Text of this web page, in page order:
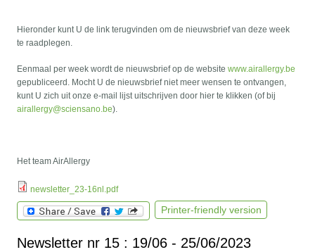
Hieronder kunt U de link terugvinden om de nieuwsbrief van deze week
te raadplegen.
Eenmaal per week wordt de nieuwsbrief op de websitewww.airallergy.be
gepubliceerd. Mocht U de nieuwsbrief niet meer wensen te ontvangen,
kunt U zich uit onze e-mail lijst uitschrijven door hier te klikken (of bij
airallergy@sciensano.be).
Het team AirAllergy
newsletter_23-16nl.pdf
Printer-friendly version
Newsletter nr 15 : 19/06 - 25/06/2023